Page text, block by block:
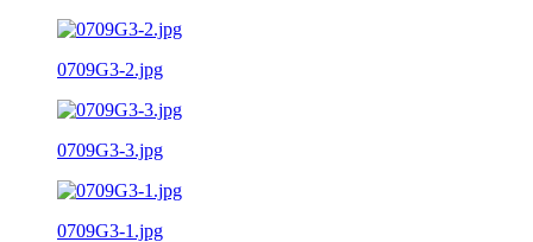
0709G3-2.jpg
0709G3-3.jpg
0709G3-1.jpg